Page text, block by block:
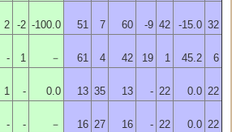
2 -2 -100.0 51 7 60 -9 42 -15.0 32
- 1 － 61 4 42 19 1 45.2
6
1 - 0.0 13 35 13 - 22 0.0 22
- - － 16 27 16 - 22 0.0 22